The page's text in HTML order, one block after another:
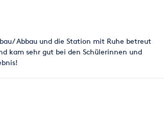
Abbau und die Station mit Ruhe betreut
kam sehr gut bei den Schülerinnen und